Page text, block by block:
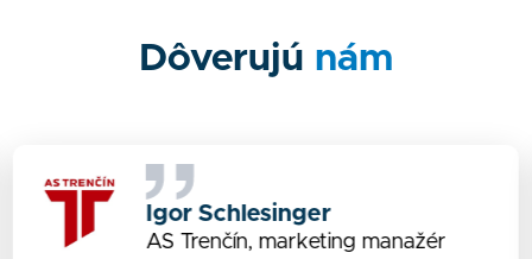
Dôverujú nám
Igor Schlesinger
AS Trenčín, marketing manažér